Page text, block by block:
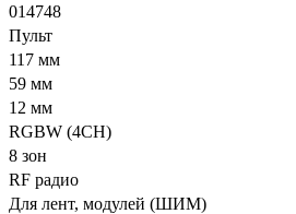
014748
Пульт
117 мм
59 мм
12 мм
RGBW (4CH)
8 зон
RF радио
Для лент, модулей (ШИМ)